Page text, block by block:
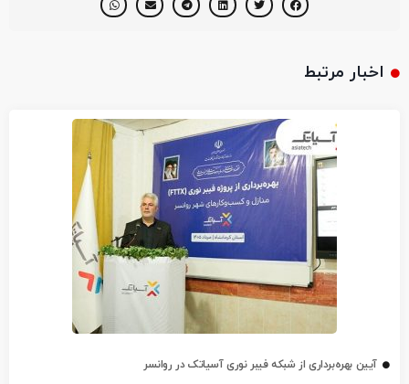
اخبار مرتبط
آیین بهره‌برداری از شبکه فیبر نوری آسیاتک در روانسر